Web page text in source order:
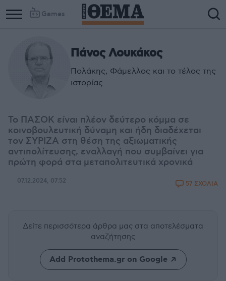
Games
Πάνος Λουκάκος
Πολάκης, Φάμελλος και το τέλος της
ιστορίας
Το ΠΑΣΟΚ είναι πλέον δεύτερο κόμμα σε
κοινοβουλευτική δύναμη και ήδη διαδέχεται
τον ΣΥΡΙΖΑ στη θέση της αξιωματικής
αντιπολίτευσης, εναλλαγή που συμβαίνει για
πρώτη φορά στα μεταπολιτευτικά χρονικά
07.12.2024, 07:52 57 ΣΧΟΛΙΑ
Δείτε περισσότερα άρθρα μας στα αποτελέσματα
αναζήτησης
Add Protothema.gr on Google